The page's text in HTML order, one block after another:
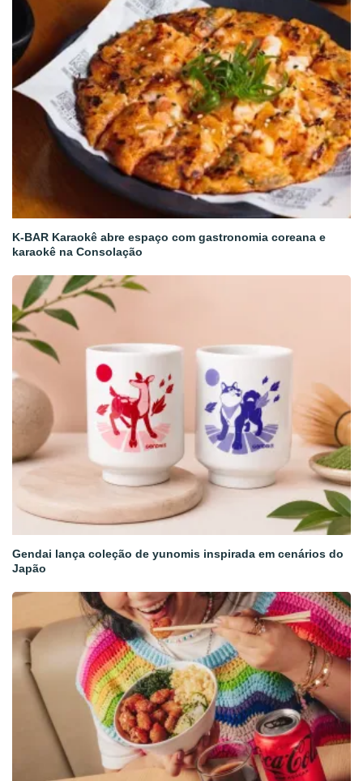
K-BAR Karaokê abre espaço com gastronomia coreana e
karaokê na Consolação
Gendai lança coleção de yunomis inspirada em cenários do
Japão